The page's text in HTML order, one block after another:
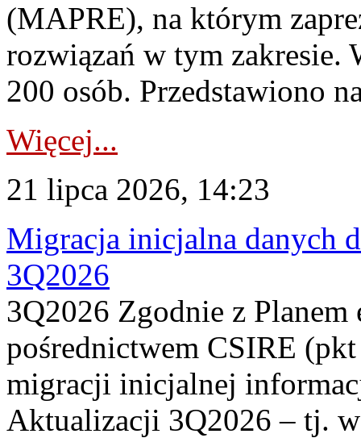
(MAPRE), na którym
rozwiązań w tym zakresie.
200 osób. Przedstawiono
Więcej...
21 lipca 2026, 14:23
Migracja inicjalna danych
3Q2026
3Q2026 Zgodnie z
pośrednictwem CSIRE
migracji inicjalnej
Aktualizacji 3Q2026 – tj.